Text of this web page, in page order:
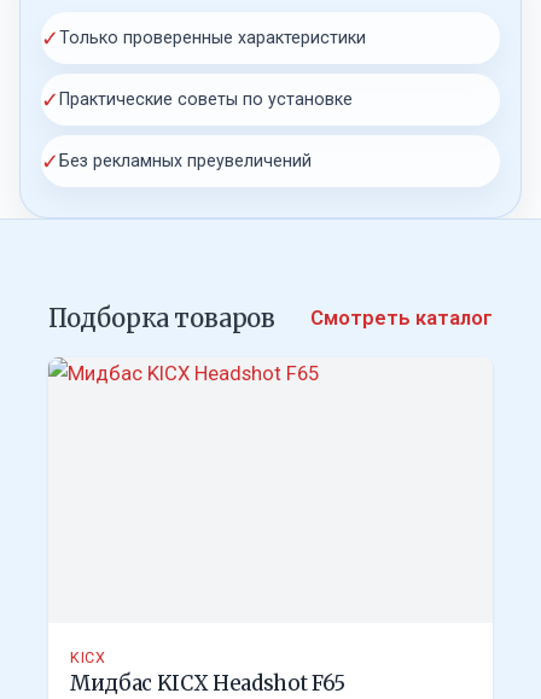
✓Только проверенные характеристики
✓Практические советы по установке
✓Без рекламных преувеличений
Подборка товаров Смотреть каталог
KICX
Мидбас KICX Headshot F65